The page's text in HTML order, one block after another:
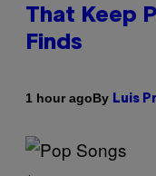
That Keep
Finds
1 hour agoBy Luis